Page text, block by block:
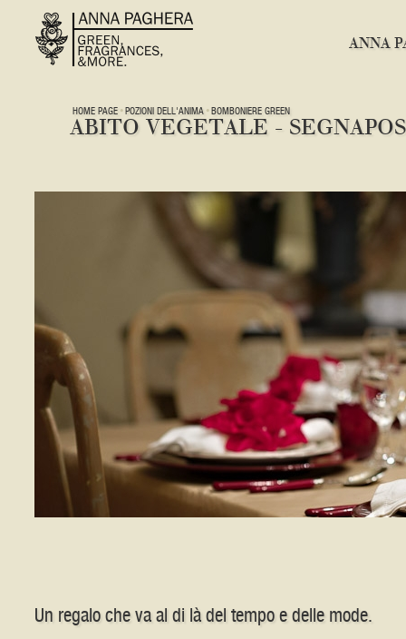
ANNA
HOME PAGE POZIONI DELL'ANIMA BOMBONIERE GREEN
ABITO VEGETALE -
Un regalo che va al di là del tempo e delle mode.